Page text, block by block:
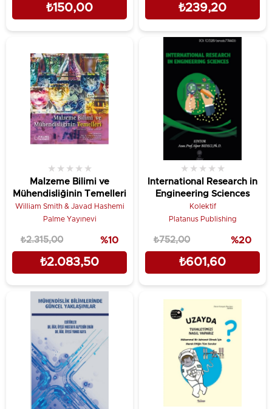
₺150,00 ₺239,20
Malzeme Bilimi ve
Mühendisliğinin Temelleri
★ ★ ★ ★ ★
William Smith & Javad Hashemi
Palme Yayınevi
₺2.083,50
₺2.315,00 %10
International Research in
Engineering Sciences
★ ★ ★ ★ ★
Kolektif
Platanus Publishing
₺601,60
₺752,00 %20